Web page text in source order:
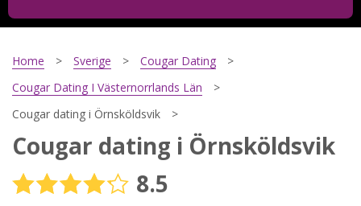
Steg2
Steg3
Din mailadress?
Home Sverige
Cougar Dating
Cougar Dating I Västernorrlands Län
Cougar dating i Örnsköldsvik
Cougar dating i Örnsköldsvik
8.5